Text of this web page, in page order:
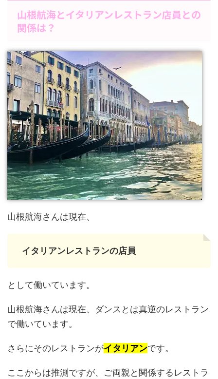
山根航海とイタリアンレストラン店員との
関係は？
山根航海さんは現在、
イタリアンレストランの店員
として働いています。
山根航海さんは現在、ダンスとは真逆のレストラン
で働いています。
さらにそのレストランがイタリアンです。
ここからは推測ですが、ご両親と関係するレストラ